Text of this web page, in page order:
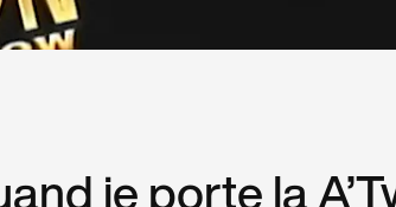
je porte la